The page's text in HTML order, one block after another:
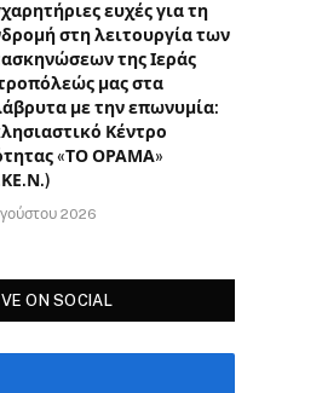
ευχές για τη
στη λειτουργία των
της Ιεράς
μας στα
με την επωνυμία:
Κέντρο
«ΤΟ ΟΡΑΜΑ»
2026
ON SOCIAL